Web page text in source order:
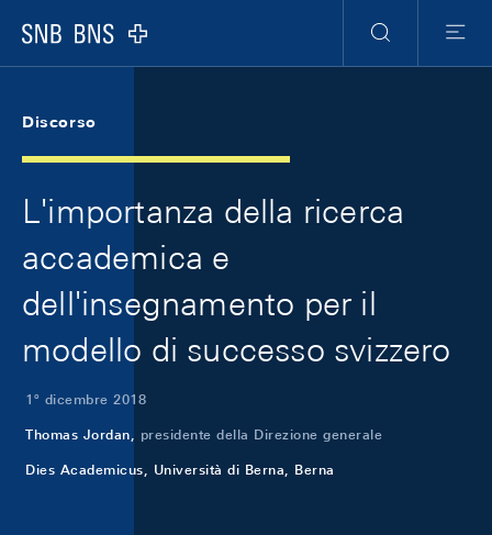
Logo
Ricerca
Menu
Discorso
L'importanza della ricerca
accademica e
dell'insegnamento per il
modello di successo svizzero
1º dicembre 2018
Thomas Jordan, presidente della Direzione generale
Dies Academicus, Università di Berna, Berna